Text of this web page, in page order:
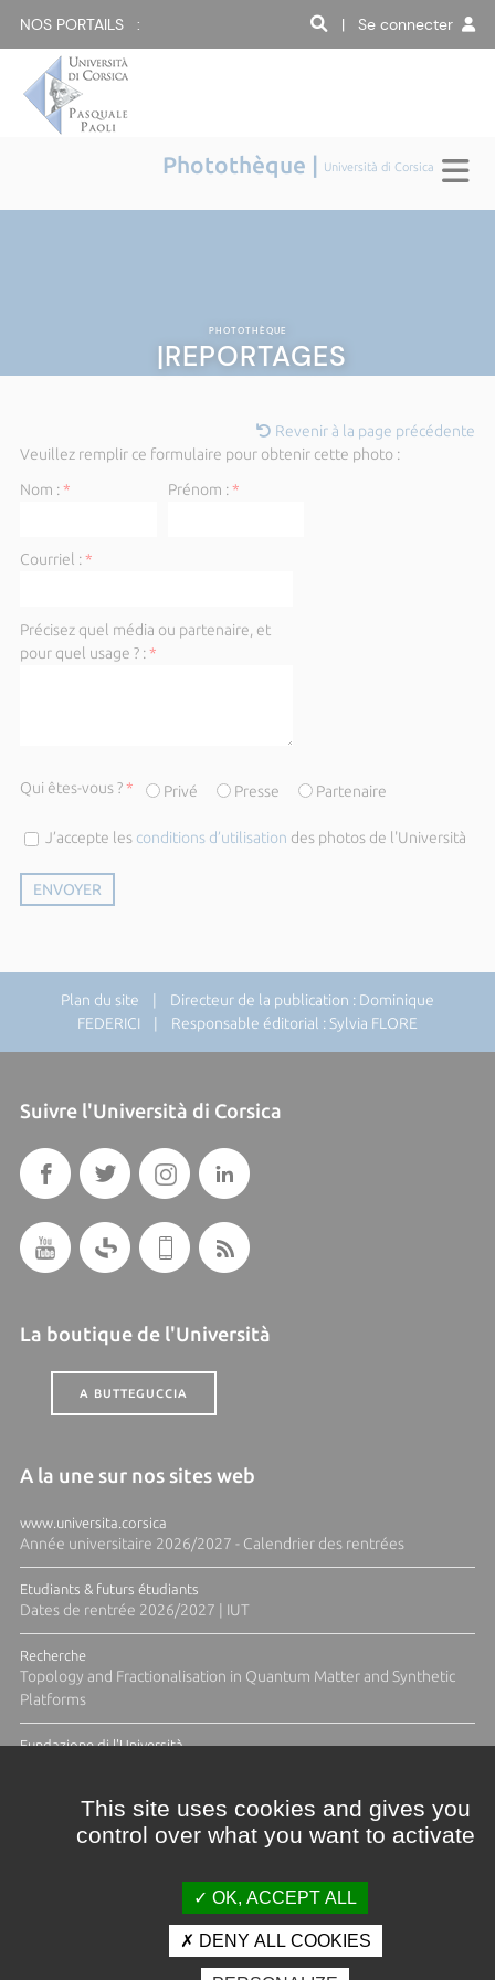
NOS PORTAILS : | Se connecter
Photothèque | Università di Corsica
PHOTOTHÈQUE
|REPORTAGES
Revenir à la page précédente
Veuillez remplir ce formulaire pour obtenir cette photo :
Nom :* Prénom :*
Courriel :*
Précisez quel média ou partenaire, et
pour quel usage ? :*
Qui êtes-vous ?* Privé Presse Partenaire
J’accepte les conditions d’utilisation des photos de l'Università
Plan du site | Directeur de la publication : Dominique
FEDERICI | Responsable éditorial : Sylvia FLORE
Suivre l'Università di Corsica
La boutique de l'Università
A BUTTEGUCCIA
A la une sur nos sites web
www.universita.corsica
Année universitaire 2026/2027 - Calendrier des rentrées
Etudiants & futurs étudiants
Dates de rentrée 2026/2027 | IUT
Recherche
Topology and Fractionalisation in Quantum Matter and Synthetic
Platforms
Fundazione di l'Università
Crédits et mentions légales
This site uses cookies and gives you
control over what you want to activate
OK, ACCEPT ALL
DENY ALL COOKIES